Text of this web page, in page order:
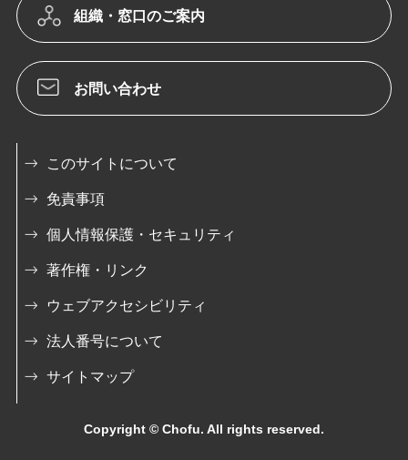
組織・窓口のご案内
お問い合わせ
このサイトについて
免責事項
個人情報保護・セキュリティ
著作権・リンク
ウェブアクセシビリティ
法人番号について
サイトマップ
Copyright © Chofu. All rights reserved.